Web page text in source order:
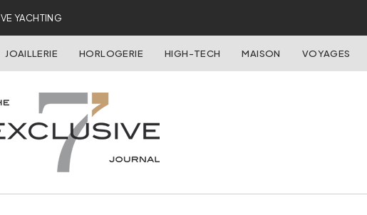
YACHTING
JOAILLERIE HORLOGERIE HIGH-TECH MAISON VOYAGES